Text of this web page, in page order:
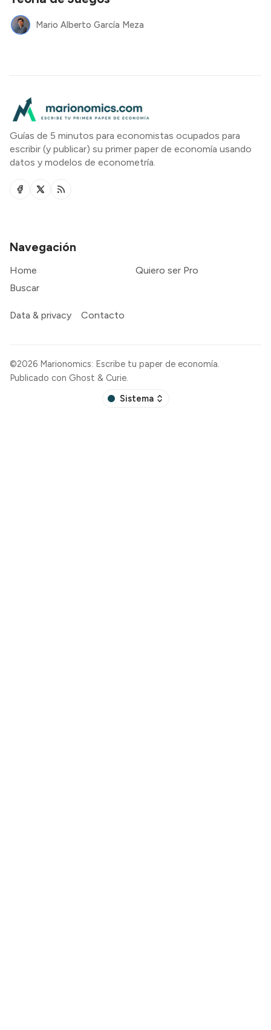
Mario Alberto García Meza
Guías de 5 minutos para economistas ocupados para
escribir (y publicar) su primer paper de economía usando
datos y modelos de econometría.
Navegación
Home
Quiero ser Pro
Buscar
Data & privacy Contacto
©2026 Marionomics: Escribe tu paper de economía.
Publicado con Ghost & Curie.